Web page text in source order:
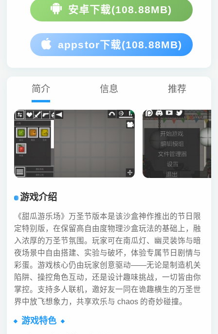
安卓下载(108.88MB)
appstor下载(108.88MB)
简介 信息 推荐
游戏介绍
《甜瓜游乐场》万圣节版本是该沙盒神作推出的节日限
定特别版，在保留高自由度物理沙盒玩法的基础上，融
入浓厚的万圣节氛围。玩家可在南瓜灯、幽灵装饰与暗
夜场景中自由搭建、实验与破坏，体验专属节日剧情与
彩蛋。游戏核心仍由玩家创意驱动——无论是制造机关
陷阱、操控角色互动，还是设计趣味挑战，一切皆由你
掌控。支持多人联机，邀好友一同在诡趣横生的万圣世
界中放飞想象力，共享欢乐与 chaos 的奇妙碰撞。
游戏特色